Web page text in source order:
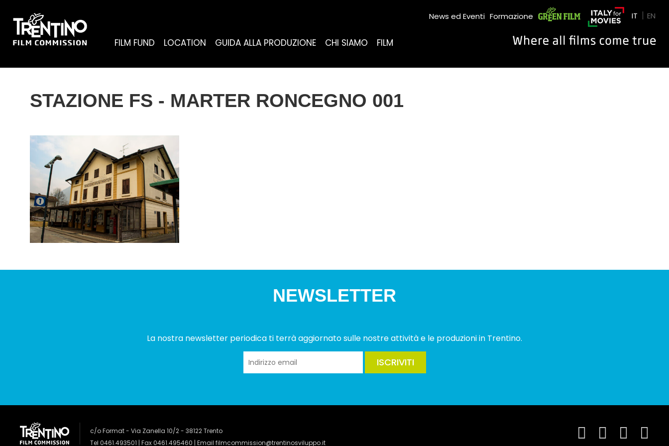
FILM FUND LOCATION GUIDA ALLA PRODUZIONE CHI SIAMO FILM
News ed Eventi Formazione Green Film IT EN
STAZIONE FS - MARTER RONCEGNO 001
NEWSLETTER
La nostra newsletter periodica ti terrà aggiornato sulle nostre attività e le produzioni in Trentino.
ISCRIVITI
c/o Format - Via Zanella 10/2 - 38122 Trento
Tel 0461.493501 | Fax 0461.495460 | Email filmcommission@trentinosviluppo.it